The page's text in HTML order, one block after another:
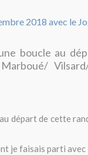
boucle au
départ de cette
je faisais parti avec